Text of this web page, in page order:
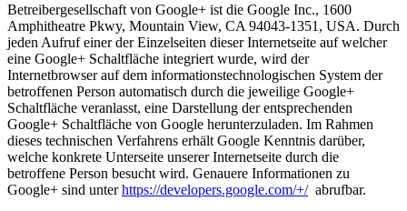
Betreibergesellschaft von Google+ ist die Google Inc., 1600
Amphitheatre Pkwy, Mountain View, CA 94043-1351, USA. Durch
jeden Aufruf einer der Einzelseiten dieser Internetseite auf welcher
eine Google+ Schaltfläche integriert wurde, wird der
Internetbrowser auf dem informationstechnologischen System der
betroffenen Person automatisch durch die jeweilige Google+
Schaltfläche veranlasst, eine Darstellung der entsprechenden
Google+ Schaltfläche von Google herunterzuladen. Im Rahmen
dieses technischen Verfahrens erhält Google Kenntnis darüber,
welche konkrete Unterseite unserer Internetseite durch die
betroffene Person besucht wird. Genauere Informationen zu
Google+ sind unterhttps://developers.google.com/+/abrufbar.